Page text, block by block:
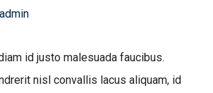
admin
id justo malesuada faucibus.
nisl convallis lacus aliquam, id